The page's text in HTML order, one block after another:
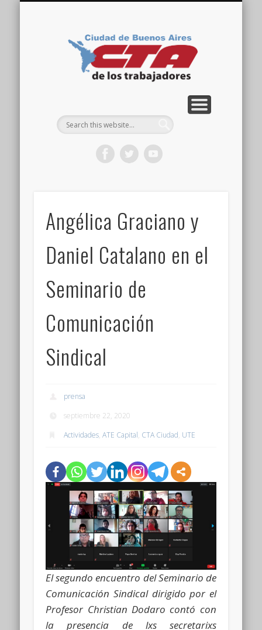
Angélica Graciano y
Daniel Catalano en el
Seminario de
Comunicación
Sindical
prensa
septiembre 22, 2020
Actividades,ATE Capital, CTA Ciudad, UTE
El segundo encuentro del Seminario de
Comunicación Sindical dirigido por el
Profesor Christian Dodaro contó con
la presencia de lxs secretarixs